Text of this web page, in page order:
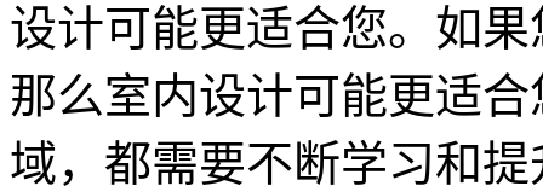
设计可能更适合您。如
那么室内设计可能更适
域，都需要不断学习和